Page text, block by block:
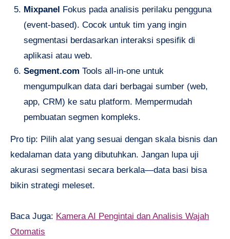
Mixpanel
Fokus pada analisis perilaku pengguna
(event-based). Cocok untuk tim yang ingin
segmentasi berdasarkan interaksi spesifik di
aplikasi atau web.
Segment.com Tools all-in-one untuk
mengumpulkan data dari berbagai sumber (web,
app, CRM) ke satu platform. Mempermudah
pembuatan segmen kompleks.
Pro tip: Pilih alat yang sesuai dengan skala bisnis dan
kedalaman data yang dibutuhkan. Jangan lupa uji
akurasi segmentasi secara berkala—data basi bisa
bikin strategi meleset.
Baca Juga: Kamera AI Pengintai dan Analisis Wajah
Otomatis